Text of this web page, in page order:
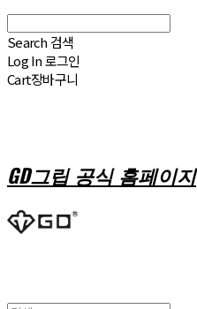
Search 검색
Log In로그인
Cart장바구니
GD그립 공식 홈페이지